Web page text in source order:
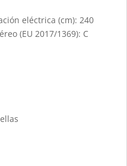
eléctrica (cm): 240
(EU 2017/1369): C